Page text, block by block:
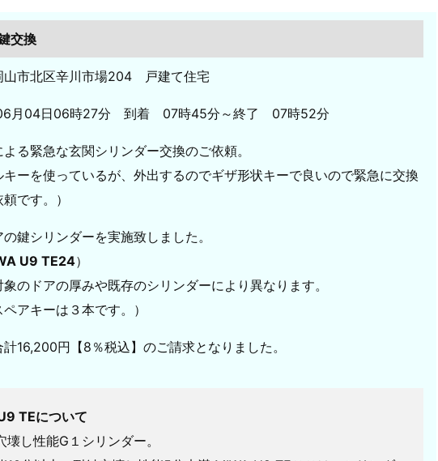
交換
山市北区辛川市場204 戸建て住宅
月04日06時27分 到着 07時45分～終了 07時52分
る緊急な玄関シリンダー交換のご依頼。
キーを使っているが、外出するのでギザ形状キーで良いので緊急に交換
です。）
鍵シリンダーを実施致しました。
U9 TE24）
のドアの厚みや既存のシリンダーにより異なります。
アキーは３本です。）
16,200円【8％税込】のご請求となりました。
TEについて
し性能G１シリンダー。